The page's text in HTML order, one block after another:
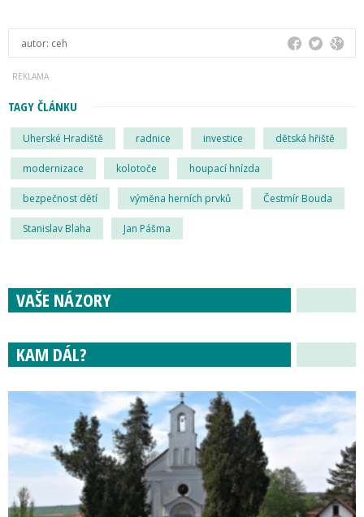
autor: ceh
TAGY ČLÁNKU
Uherské Hradiště radnice investice dětská hřiště
modernizace kolotoče houpací hnízda
bezpečnost dětí výměna herních prvků Čestmír Bouda
Stanislav Blaha Jan Pášma
VAŠE NÁZORY
KAM DÁL?